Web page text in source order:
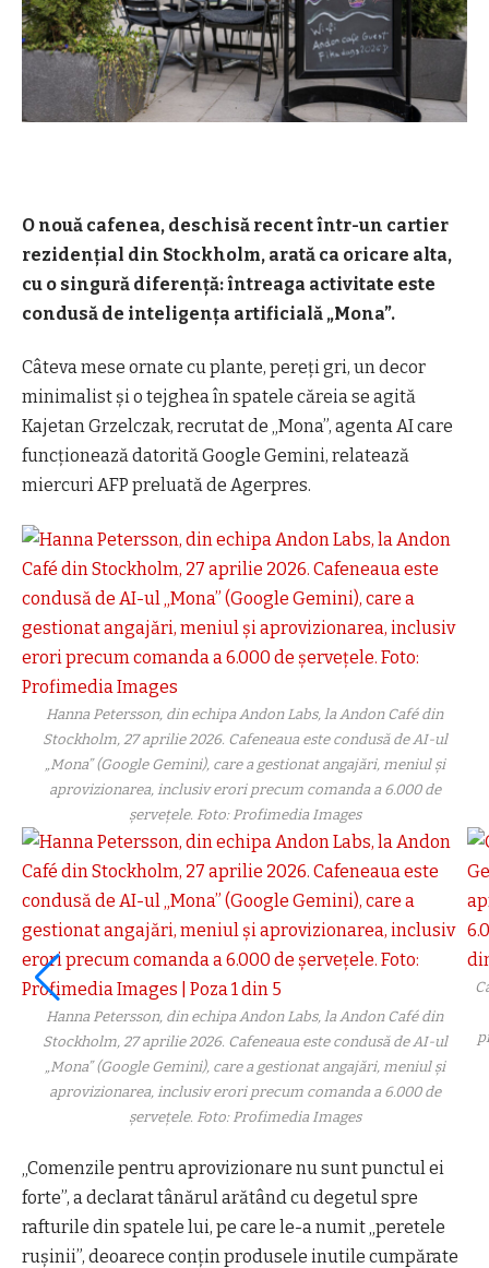
O nouă cafenea, deschisă recent într-un cartier
rezidenţial din Stockholm, arată ca oricare alta,
cu o singură diferenţă: întreaga activitate este
condusă de inteligenţa artificială „Mona”.
Câteva mese ornate cu plante, pereţi gri, un decor
minimalist şi o tejghea în spatele căreia se agită
Kajetan Grzelczak, recrutat de „Mona”, agenta AI care
funcţionează datorită Google Gemini, relatează
miercuri AFP preluată de Agerpres.
Hanna Petersson, din echipa Andon Labs, la Andon Café din
Stockholm, 27 aprilie 2026. Cafeneaua este condusă de AI-ul
„Mona” (Google Gemini), care a gestionat angajări, meniul şi
aprovizionarea, inclusiv erori precum comanda a 6.000 de
şerveţele. Foto: Profimedia Images
Hanna Petersson, din echipa Andon Labs, la Andon Café din
Stockholm, 27 aprilie 2026. Cafeneaua este condusă de AI-ul
„Mona” (Google Gemini), care a gestionat angajări, meniul şi
aprovizionarea, inclusiv erori precum comanda a 6.000 de
şerveţele. Foto: Profimedia Images
„Comenzile pentru aprovizionare nu sunt punctul ei
forte”, a declarat tânărul arătând cu degetul spre
rafturile din spatele lui, pe care le-a numit „peretele
ruşinii”, deoarece conţin produsele inutile cumpărate